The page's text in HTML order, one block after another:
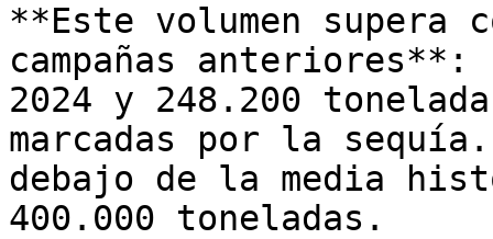
**Este volumen
campañas anteriores**:
2024 y 248.200
marcadas por la
debajo de la media
400.000 toneladas.